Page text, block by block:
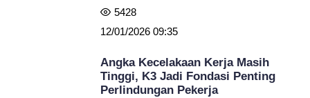
5428
12/01/2026 09:35
Angka Kecelakaan Kerja Masih
Tinggi, K3 Jadi Fondasi Penting
Perlindungan Pekerja